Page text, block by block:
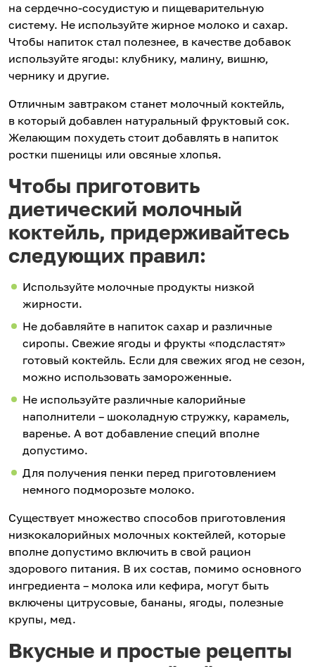
на сердечно-сосудистую и пищеварительную
систему. Не используйте жирное молоко и сахар.
Чтобы напиток стал полезнее, в качестве добавок
используйте ягоды: клубнику, малину, вишню,
чернику и другие.
Отличным завтраком станет молочный коктейль,
в который добавлен натуральный фруктовый сок.
Желающим похудеть стоит добавлять в напиток
ростки пшеницы или овсяные хлопья.
Чтобы приготовить
диетический молочный
коктейль, придерживайтесь
следующих правил:
Используйте молочные продукты низкой
жирности.
Не добавляйте в напиток сахар и различные
сиропы. Свежие ягоды и фрукты «подсластят»
готовый коктейль. Если для свежих ягод не сезон,
можно использовать замороженные.
Не используйте различные калорийные
наполнители – шоколадную стружку, карамель,
варенье. А вот добавление специй вполне
допустимо.
Для получения пенки перед приготовлением
немного подморозьте молоко.
Существует множество способов приготовления
низкокалорийных молочных коктейлей, которые
вполне допустимо включить в свой рацион
здорового питания. В их состав, помимо основного
ингредиента – молока или кефира, могут быть
включены цитрусовые, бананы, ягоды, полезные
крупы, мед.
Вкусные и простые рецепты